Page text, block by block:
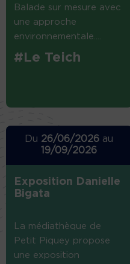
Balade sur mesure avec
une approche
environnementale....
#Le Teich
Du 26/06/2026 au
19/09/2026
Exposition Danielle
Bigata
La médiathèque de
Petit Piquey propose
une exposition